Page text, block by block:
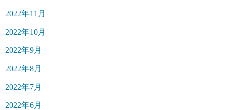
2022年11月
2022年10月
2022年9月
2022年8月
2022年7月
2022年6月